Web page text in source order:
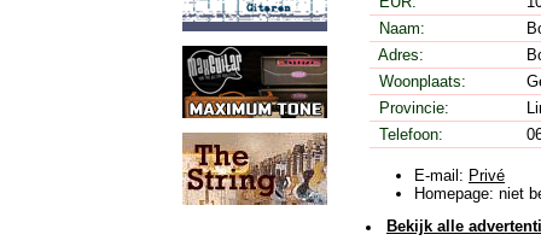
Naam:
Adres:
Woonplaats:
Provincie:
Telefoon:
E-mail: Privé
Homepage: niet
Bekijk alle